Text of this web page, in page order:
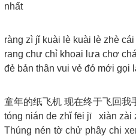
nhất
ràng zì jǐ kuài lè kuài lè zhè
rang chư chỉ khoai lưa chơ
đẻ bản thân vui vẻ đó mới gọi
童年的纸飞机 现在终于飞回我
tóng nián de zhǐ fēi jī xiàn zài
Thúng nén tờ chử phây chi